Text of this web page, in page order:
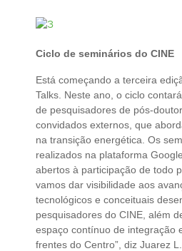
Ciclo de seminários do CINE
Está começando a terceira
Talks. Neste ano, o ciclo
de pesquisadores de pós-
convidados externos, que
na transição energética. Os
realizados na plataforma
abertos à participação de todo
vamos dar visibilidade aos
tecnológicos e conceituais
pesquisadores do CINE, além
espaço contínuo de integração
frentes do Centro”, diz Juarez L.